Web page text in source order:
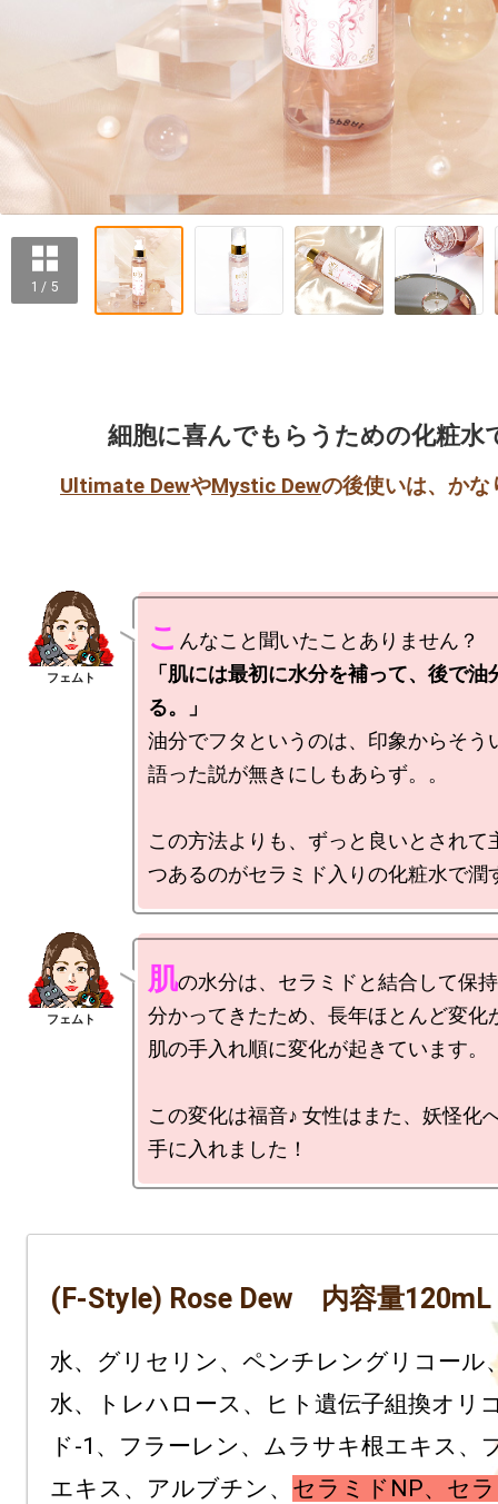
1 / 5
細胞に喜んでもらうための化粧水
Ultimate DewやMystic Dew
こ
「肌には最初に水分を補って、後で油
る。」
油分でフタというのは、印象からそう
語った説が無きにしもあらず。。
この方法よりも、ずっと良いとされて
肌の水分は、セラミドと結合して保
分かってきたため、長年ほとんど変化
肌の手入れ順に変化が起きています。
この変化は福音♪ 女性はまた、妖怪化
(F-Style) Rose Dew　内容量120mL
水、グリセリン、ペンチレングリコール
水、トレハロース、ヒト遺伝子組換オリ
ド-1、フラーレン、ムラサキ根エキス、
エキス、アルブチン、 セラミドNP、セ